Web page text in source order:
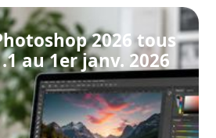
2026 tous
au 1er janv. 2026